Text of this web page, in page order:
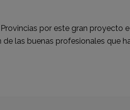
por este gran proyecto
las buenas profesionales que